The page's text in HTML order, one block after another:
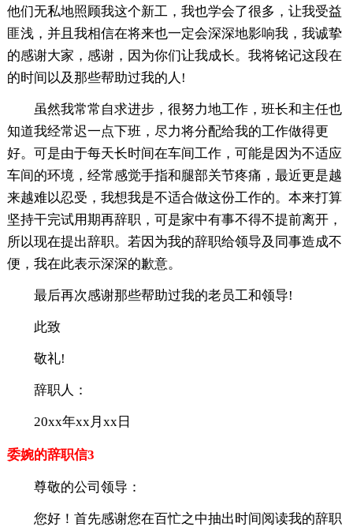
他们无私地照顾我这个新工，我也学会了很多，让我受益
匪浅，并且我相信在将来也一定会深深地影响我，我诚挚
的感谢大家，感谢，因为你们让我成长。我将铭记这段在
的时间以及那些帮助过我的人!
虽然我常常自求进步，很努力地工作，班长和主任也
知道我经常迟一点下班，尽力将分配给我的工作做得更
好。可是由于每天长时间在车间工作，可能是因为不适应
车间的环境，经常感觉手指和腿部关节疼痛，最近更是越
来越难以忍受，我想我是不适合做这份工作的。本来打算
坚持干完试用期再辞职，可是家中有事不得不提前离开，
所以现在提出辞职。若因为我的辞职给领导及同事造成不
便，我在此表示深深的歉意。
最后再次感谢那些帮助过我的老员工和领导!
此致
敬礼!
辞职人：
20xx年xx月xx日
委婉的辞职信3
尊敬的公司领导：
您好！首先感谢您在百忙之中抽出时间阅读我的辞职